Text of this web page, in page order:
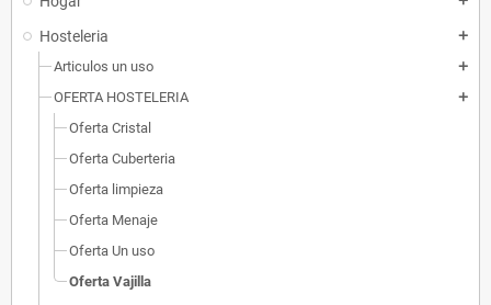
Hosteleria add
Articulos un uso add
OFERTA HOSTELERIA add
Oferta Cristal
Oferta Cuberteria
Oferta limpieza
Oferta Menaje
Oferta Un uso
Oferta Vajilla